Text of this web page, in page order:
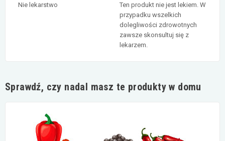
Nie lekarstwo
Ten produkt nie jest lekiem. W
przypadku wszelkich
dolegliwości zdrowotnych
zawsze skonsultuj się z
lekarzem.
Sprawdź, czy nadal masz te produkty w domu